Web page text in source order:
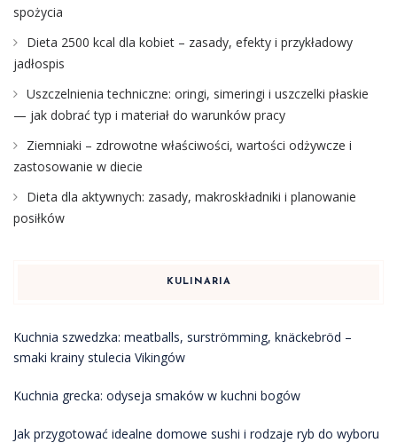
spożycia
Dieta 2500 kcal dla kobiet – zasady, efekty i przykładowy
jadłospis
Uszczelnienia techniczne: oringi, simeringi i uszczelki płaskie
— jak dobrać typ i materiał do warunków pracy
Ziemniaki – zdrowotne właściwości, wartości odżywcze i
zastosowanie w diecie
Dieta dla aktywnych: zasady, makroskładniki i planowanie
posiłków
KULINARIA
Kuchnia szwedzka: meatballs, surströmming, knäckebröd –
smaki krainy stulecia Vikingów
Kuchnia grecka: odyseja smaków w kuchni bogów
Jak przygotować idealne domowe sushi i rodzaje ryb do wyboru